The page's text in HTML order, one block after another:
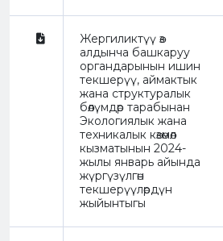
Жергиликтүү өз
алдынча башкаруу
органдарынын ишин
текшерүү, аймактык
жана структуралык
бөлүмдөр тарабынан
Экологиялык жана
техникалык көзөмөл
кызматынын 2024-
жылы январь айында
жүргүзүлгөн
текшерүүлөрдүн
жыйынтыгы